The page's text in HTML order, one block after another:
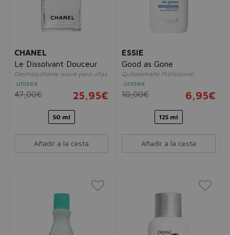
CHANEL
Le Dissolvant Douceur
Desmaquillante suave para uñas
unisex
47,00€ 25,95€
50 ml
Añadir a la cesta
ESSIE
Good as Gone
Quitaesmalte Profesional
unisex
10,00€ 6,95€
125 ml
Añadir a la cesta